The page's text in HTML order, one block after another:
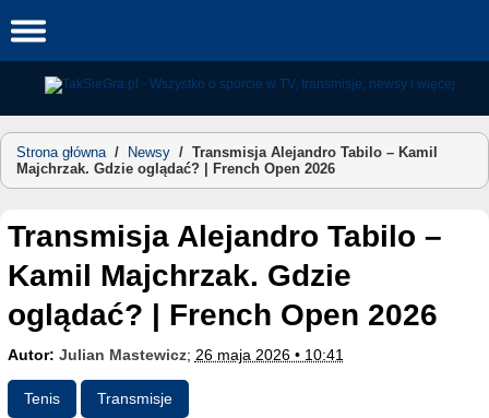
to
Strona główna/ Newsy / Transmisja Alejandro Tabilo – Kamil
Majchrzak. Gdzie oglądać? | French Open 2026
Transmisja Alejandro Tabilo –
Kamil Majchrzak. Gdzie
oglądać? | French Open 2026
Autor: Julian Mastewicz; 26 maja 2026 • 10:41
Tenis Transmisje